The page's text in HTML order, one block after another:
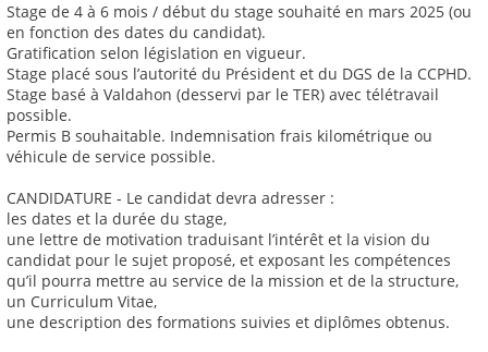
Stage de 4 à 6 mois / début du stage souhaité en mars 2025 (ou
en fonction des dates du candidat).
Gratification selon législation en vigueur.
Stage placé sous l’autorité du Président et du DGS de la CCPHD.
Stage basé à Valdahon (desservi par le TER) avec télétravail
possible.
Permis B souhaitable. Indemnisation frais kilométrique ou
véhicule de service possible.
CANDIDATURE - Le candidat devra adresser :
les dates et la durée du stage,
une lettre de motivation traduisant l’intérêt et la vision du
candidat pour le sujet proposé, et exposant les compétences
qu’il pourra mettre au service de la mission et de la structure,
un Curriculum Vitae,
une description des formations suivies et diplômes obtenus.